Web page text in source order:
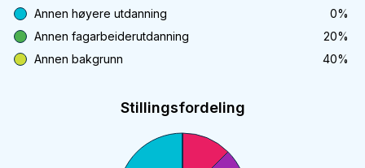
Annen høyere utdanning
0%
Annen fagarbeiderutdanning
20%
Annen bakgrunn
40%
Stillingsfordeling